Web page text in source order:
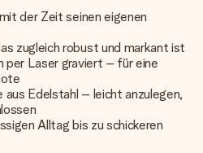
der Zeit seinen eigenen
zugleich robust und markant ist
per Laser graviert – für eine
Edelstahl – leicht anzulegen,
Alltag bis zu schickeren